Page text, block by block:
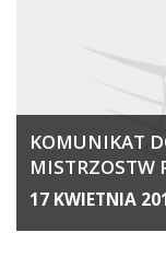
KOMUNIKAT
MISTRZOSTW
17 KWIETNIA